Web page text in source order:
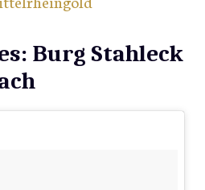
Burg Stahleck